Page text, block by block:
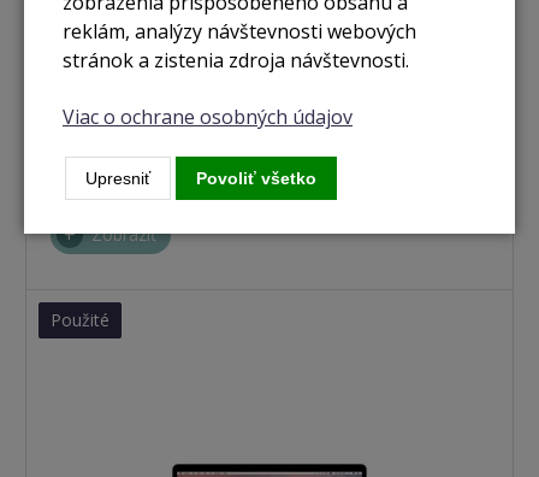
512GB SSD space grey (2017) CTO
Zobraziť
Použité
reklám, analýzy návštevnosti webových
stránok a zistenia zdroja návštevnosti.
Viac o ochrane osobných údajov
Upresniť Povoliť všetko